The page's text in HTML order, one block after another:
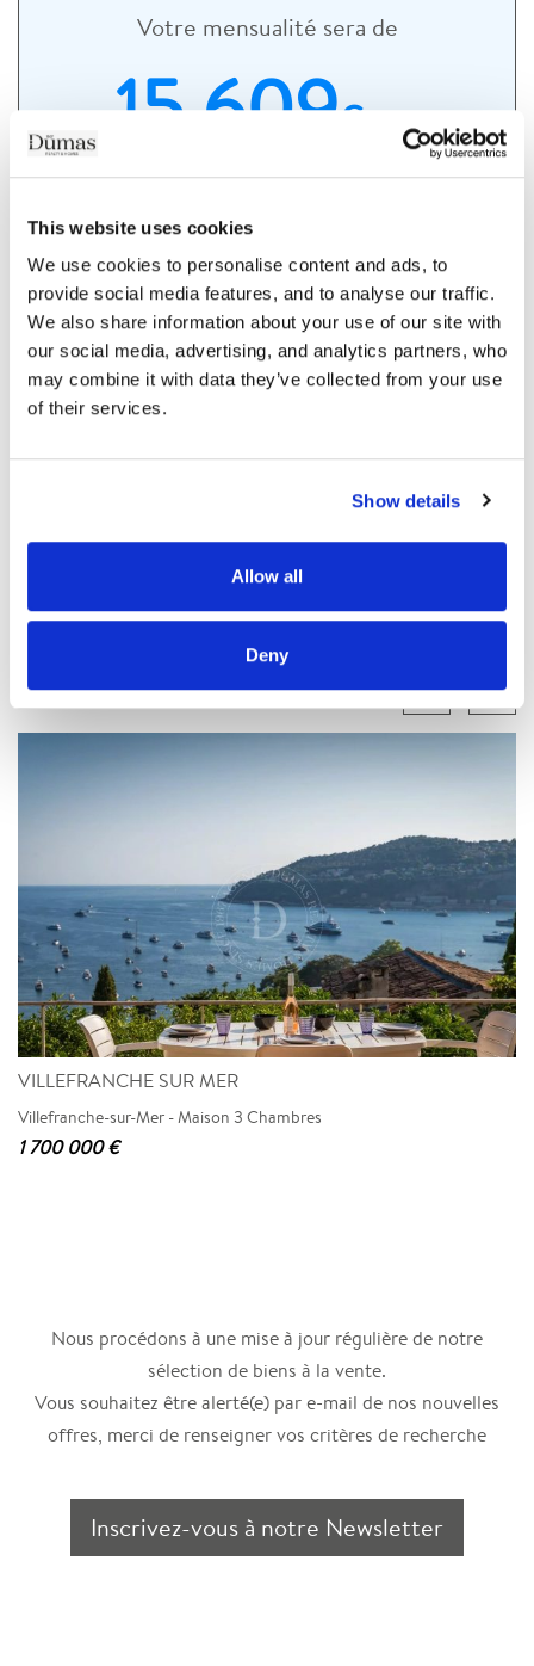
This website uses cookies
We use cookies to personalise content and ads, to
provide social media features, and to analyse our traffic.
We also share information about your use of our site with
our social media, advertising, and analytics partners, who
may combine it with data they’ve collected from your use
of their services.
Show details
Allow all
Deny
Votre mensualité sera de
15 609€ /mois
Coût du crédit :1 108 658€
En savoir plus
Les biens similaires
VILLEFRANCHE SUR MER
Villefranche-sur-Mer - Maison 3 Chambres
1 700 000 €
Nous procédons à une mise à jour régulière de notre
sélection de biens à la vente.
Vous souhaitez être alerté(e) par e-mail de nos nouvelles
offres, merci de renseigner vos critères de recherche
Inscrivez-vous à notre Newsletter